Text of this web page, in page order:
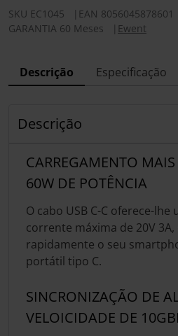
SKU EC1045 EAN 8056045878601
GARANTIA 60 Meses
Ewent
Descrição Especificação
Descrição
CARREGAMENTO
60W DE POTÊNCIA
O cabo USB C-C oferece-lhe
corrente máxima de 20V
rapidamente o seu
portátil tipo C.
SINCRONIZAÇÃO DE
VELOICIDADE DE